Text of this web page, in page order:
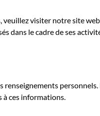
veuillez visiter notre site
dans le cadre de ses
personnels.
à ces informations.